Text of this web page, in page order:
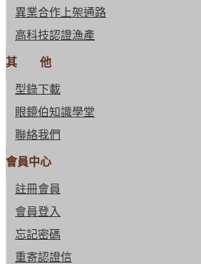
異業合作上架通路
高科技認證漁產
其 他
型錄下載
眼鏡伯知識學堂
聯絡我們
會員中心
註冊會員
會員登入
忘記密碼
重寄認證信